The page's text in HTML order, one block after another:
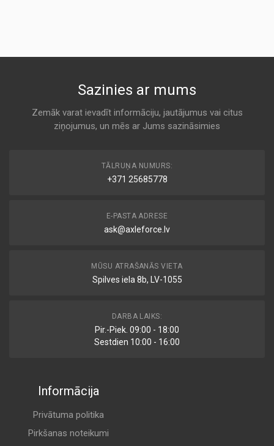
Sazinies ar mums
Zemāk varat ievadīt informāciju, jautājumus vai citus
ziņojumus, un mēs ar Jums sazināsimies
TĀLRUŅA NUMURS:
+371 25685778
E-PASTA ADRESE
ask@axleforce.lv
MŪSU ATRAŠANĀS VIETA
Spilves iela 8b, LV-1055
DARBA LAIKS:
Pir.-Piek. 09:00 - 18:00
Sestdien 10:00 - 16:00
Informācija
Privātuma politika
Pirkšanas noteikumi